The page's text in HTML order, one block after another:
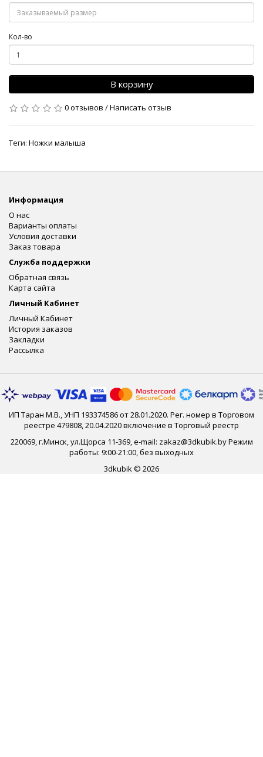
Кол-во
В корзину
0 отзывов /Написать отзыв
Теги: Ножки малыша
Информация
О нас
Варианты оплаты
Условия доставки
Заказ товара
Служба поддержки
Обратная связь
Карта сайта
Личный Кабинет
Личный Кабинет
История заказов
Закладки
Рассылка
ИП Таран М.В., УНП 193374586 от 28.01.2020. Рег. номер в Торговом
реестре 479808, 20.04.2020 включение в Торговый реестр
220069, г.Минск, ул.Щорса 11-369, e-mail: zakaz@3dkubik.by Режим
работы: 9:00-21:00, без выходных
3dkubik © 2026